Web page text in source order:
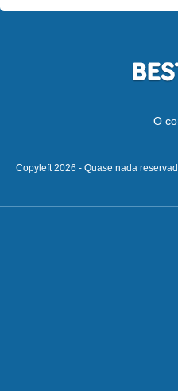
O
Copyleft 2026 - Quase nada